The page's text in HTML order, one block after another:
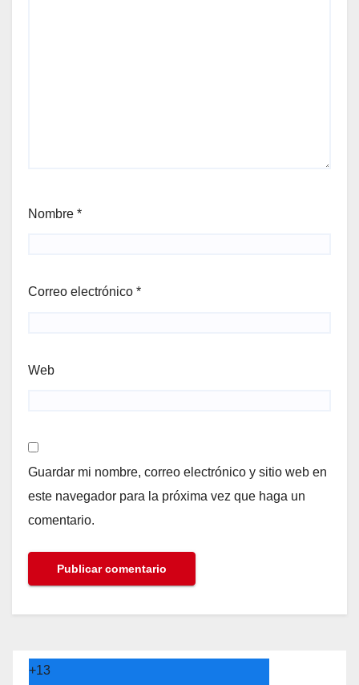
Nombre *
Correo electrónico *
Web
Guardar mi nombre, correo electrónico y sitio web en
este navegador para la próxima vez que haga un
comentario.
+13